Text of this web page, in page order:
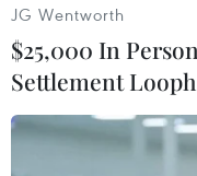
JG Wentworth
$25,000 In
Settlement